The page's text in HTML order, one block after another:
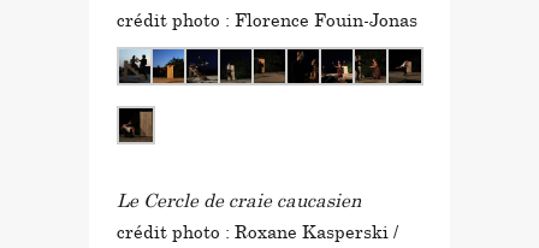
crédit photo : Florence Fouin-Jonas
Le Cercle de craie caucasien
crédit photo : Roxane Kasperski /